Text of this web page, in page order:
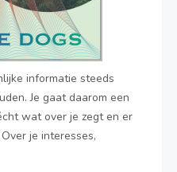
informatie steeds
Je gaat daarom een
wat over je zegt en er
je interesses,